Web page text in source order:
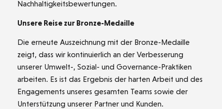
Nachhaltigkeitsbewertungen.
Unsere Reise zur Bronze-Medaille
Die erneute Auszeichnung mit der Bronze-Medaille
zeigt, dass wir kontinuierlich an der Verbesserung
unserer Umwelt-, Sozial- und Governance-Praktiken
arbeiten. Es ist das Ergebnis der harten Arbeit und des
Engagements unseres gesamten Teams sowie der
Unterstützung unserer Partner und Kunden.